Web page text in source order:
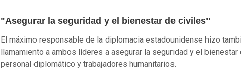
"Asegurar la seguridad y el bienestar de civiles"
El máximo responsable de la diplomacia estadounidense hizo
llamamiento a ambos líderes a asegurar la seguridad y el
personal diplomático y trabajadores humanitarios.